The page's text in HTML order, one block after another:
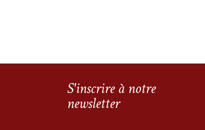
S'inscrire à notre
newsletter